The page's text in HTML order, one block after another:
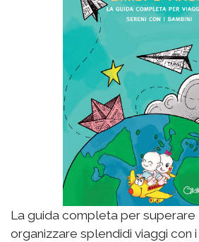
La guida completa per superare
organizzare splendidi viaggi con i